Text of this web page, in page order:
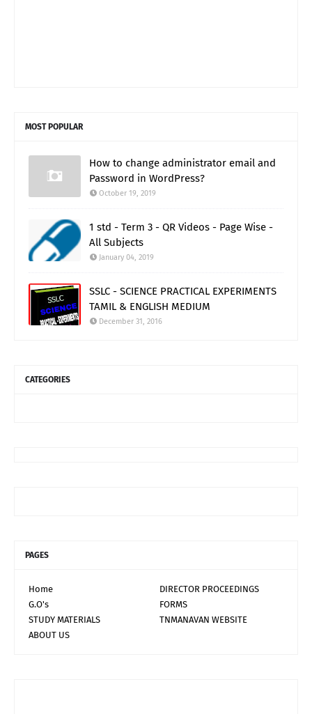
MOST POPULAR
How to change administrator email and
Password in WordPress?
October 19, 2019
1 std - Term 3 - QR Videos - Page Wise -
All Subjects
January 04, 2019
SSLC - SCIENCE PRACTICAL EXPERIMENTS
TAMIL & ENGLISH MEDIUM
December 31, 2016
CATEGORIES
PAGES
Home
DIRECTOR PROCEEDINGS
G.O's
FORMS
STUDY MATERIALS
TNMANAVAN WEBSITE
ABOUT US